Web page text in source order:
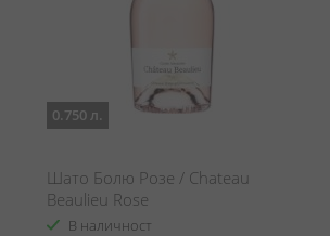
0.750 л.
Шато Болю Розе / Chateau
Beaulieu Rose
В наличност